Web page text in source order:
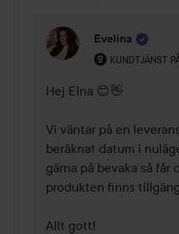
Evelina
KUNDTJÄNST
Användarens
Hej Elna 😊👋
Vi väntar på en
beräknat datum i
gärna på bevaka så får
produkten finns
Allt gott!